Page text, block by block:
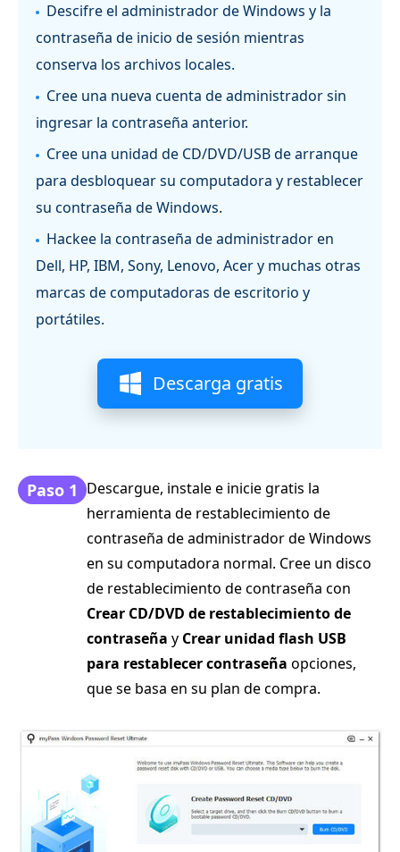
Descifre el administrador de Windows y la
contraseña de inicio de sesión mientras
conserva los archivos locales.
Cree una nueva cuenta de administrador sin
ingresar la contraseña anterior.
Cree una unidad de CD/DVD/USB de arranque
para desbloquear su computadora y restablecer
su contraseña de Windows.
Hackee la contraseña de administrador en
Dell, HP, IBM, Sony, Lenovo, Acer y muchas otras
marcas de computadoras de escritorio y
portátiles.
Descarga gratis
Paso 1 Descargue, instale e inicie gratis la
herramienta de restablecimiento de
contraseña de administrador de Windows
en su computadora normal. Cree un disco
de restablecimiento de contraseña con
Crear CD/DVD de restablecimiento de
contraseña y Crear unidad flash USB
para restablecer contraseña opciones,
que se basa en su plan de compra.